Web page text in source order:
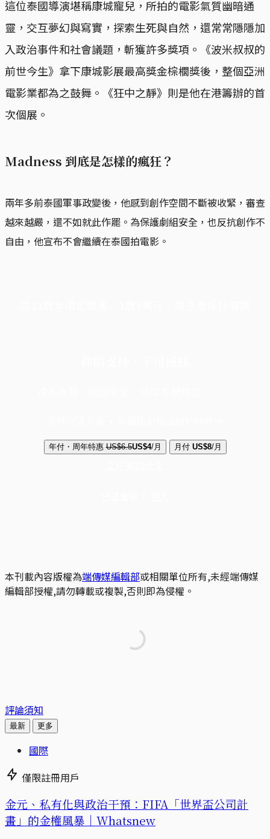
這位泰國導演堪稱康城寵兒，所拍的電影氣質幽暗通
靈，交互夢幻與寫實，探索生死與自然，還常常隱隱加
入政治事件和社會議題，斬獲許多獎項。《波米叔叔的
前世今生》拿下康城影展最高獎金棕櫚獎後，整個亞洲
電影業都為之鼓舞。《狂中之靜》則是他在港籌辦的首
次個展。
Madness 到底是怎樣的瘋狂？
兩年多前泰國軍事政變後，他感到創作空間不斷被收緊，審查
越來越嚴，還不如就此作罷。為保護劇組安全，也反抗創作不
自由，他宣布不會繼續在泰國拍電影。
年付・周年特惠 US$6.5US$4/月 月付 US$8/月
本刊載內容版權為端傳媒編輯部或相關單位所有,未經端傳媒
編輯部授權,請勿轉載或複製,否則即為侵權。
評論須知
最新 更多
國際
僅限註冊用戶
金元、私有化與政治干預：FIFA「世界盃公司計
畫」的金權風暴｜Whatsnew